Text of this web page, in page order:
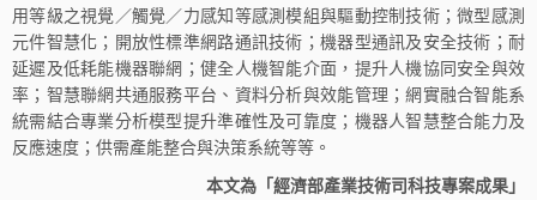
用等級之視覺／觸覺／力感知等感測模組與驅動控制技術；微型感測
元件智慧化；開放性標準網路通訊技術；機器型通訊及安全技術；耐
延遲及低耗能機器聯網；健全人機智能介面，提升人機協同安全與效
率；智慧聯網共通服務平台、資料分析與效能管理；網實融合智能系
統需結合專業分析模型提升準確性及可靠度；機器人智慧整合能力及
反應速度；供需產能整合與決策系統等等。
本文為「經濟部產業技術司科技專案成果」